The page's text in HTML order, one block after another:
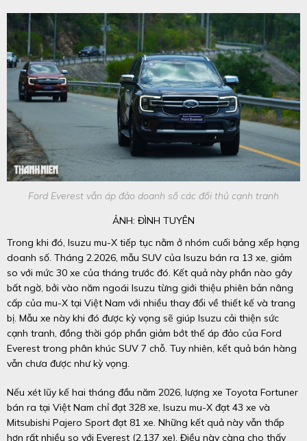
Ford Everest vẫn áp đảo doanh số các đối thủ cạnh tranh
ẢNH: ĐÌNH TUYÊN
Trong khi đó, Isuzu mu-X tiếp tục nằm ở nhóm cuối bảng xếp hạng
doanh số. Tháng 2.2026, mẫu SUV của Isuzu bán ra 13 xe, giảm
so với mức 30 xe của tháng trước đó. Kết quả này phần nào gây
bất ngờ, bởi vào năm ngoái Isuzu từng giới thiệu phiên bản nâng
cấp của mu-X tại Việt Nam với nhiều thay đổi về thiết kế và trang
bị. Mẫu xe này khi đó được kỳ vọng sẽ giúp Isuzu cải thiện sức
cạnh tranh, đồng thời góp phần giảm bớt thế áp đảo của Ford
Everest trong phân khúc SUV 7 chỗ. Tuy nhiên, kết quả bán hàng
vẫn chưa được như kỳ vọng.
Nếu xét lũy kế hai tháng đầu năm 2026, lượng xe Toyota Fortuner
bán ra tại Việt Nam chỉ đạt 328 xe, Isuzu mu-X đạt 43 xe và
Mitsubishi Pajero Sport đạt 81 xe. Những kết quả này vẫn thấp
hơn rất nhiều so với Everest (2.137 xe). Điều này càng cho thấy